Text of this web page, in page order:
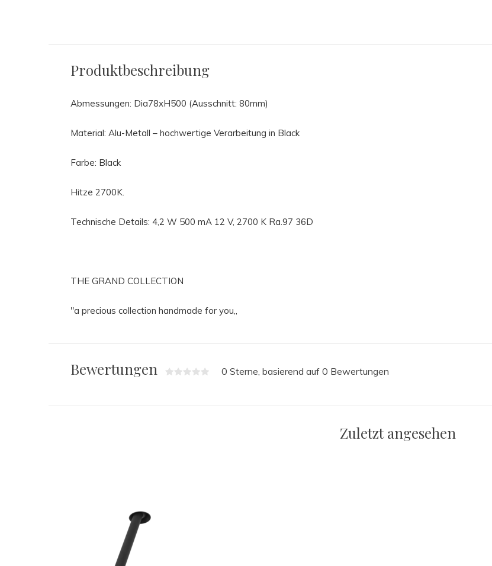
Produktbeschreibung
Abmessungen: Dia78xH500 (Ausschnitt: 80mm)
Material: Alu-Metall – hochwertige Verarbeitung in Black
Farbe: Black
Hitze 2700K.
Technische Details: 4,2 W 500 mA 12 V, 2700 K Ra.97 36D
THE GRAND COLLECTION
"a precious collection handmade for you,,
Bewertungen 0 Sterne, basierend auf 0 Bewertungen
Zuletzt angesehen